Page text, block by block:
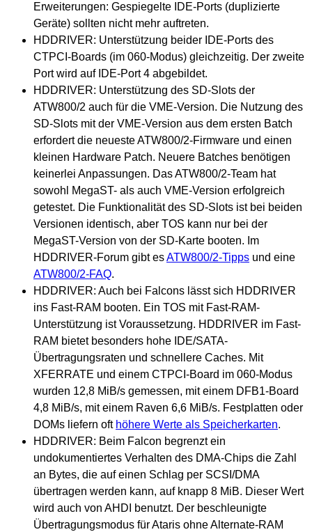
Erweiterungen: Gespiegelte IDE-Ports (duplizierte
Geräte) sollten nicht mehr auftreten.
HDDRIVER: Unterstützung beider IDE-Ports des
CTPCI-Boards (im 060-Modus) gleichzeitig. Der zweite
Port wird auf IDE-Port 4 abgebildet.
HDDRIVER: Unterstützung des SD-Slots der
ATW800/2 auch für die VME-Version. Die Nutzung des
SD-Slots mit der VME-Version aus dem ersten Batch
erfordert die neueste ATW800/2-Firmware und einen
kleinen Hardware Patch. Neuere Batches benötigen
keinerlei Anpassungen. Das ATW800/2-Team hat
sowohl MegaST- als auch VME-Version erfolgreich
getestet. Die Funktionalität des SD-Slots ist bei beiden
Versionen identisch, aber TOS kann nur bei der
MegaST-Version von der SD-Karte booten. Im
HDDRIVER-Forum gibt esATW800/2-Tipps und eine
ATW800/2-FAQ.
HDDRIVER: Auch bei Falcons lässt sich HDDRIVER
ins Fast-RAM booten. Ein TOS mit Fast-RAM-
Unterstützung ist Voraussetzung. HDDRIVER im Fast-
RAM bietet besonders hohe IDE/SATA-
Übertragungsraten und schnellere Caches. Mit
XFERRATE und einem CTPCI-Board im 060-Modus
wurden 12,8 MiB/s gemessen, mit einem DFB1-Board
4,8 MiB/s, mit einem Raven 6,6 MiB/s. Festplatten oder
DOMs liefern oft höhere Werte als Speicherkarten.
HDDRIVER: Beim Falcon begrenzt ein
undokumentiertes Verhalten des DMA-Chips die Zahl
an Bytes, die auf einen Schlag per SCSI/DMA
übertragen werden kann, auf knapp 8 MiB. Dieser Wert
wird auch von AHDI benutzt. Der beschleunigte
Übertragungsmodus für Ataris ohne Alternate-RAM